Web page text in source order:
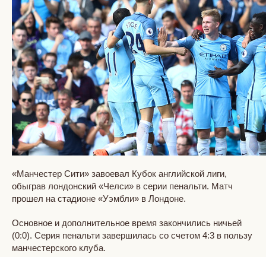
«Манчестер Сити» завоевал Кубок английской лиги,
обыграв лондонский «Челси» в серии пенальти. Матч
прошел на стадионе «Уэмбли» в Лондоне.
Основное и дополнительное время закончились ничьей
(0:0). Серия пенальти завершилась со счетом 4:3 в пользу
манчестерского клуба.